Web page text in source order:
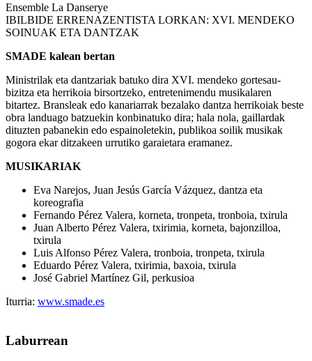
Ensemble La Danserye
IBILBIDE ERRENAZENTISTA LORKAN: XVI. MENDEKO
SOINUAK ETA DANTZAK
SMADE kalean bertan
Ministrilak eta dantzariak batuko dira XVI. mendeko gortesau-
bizitza eta herrikoia birsortzeko, entretenimendu musikalaren
bitartez. Bransleak edo kanariarrak bezalako dantza herrikoiak beste
obra landuago batzuekin konbinatuko dira; hala nola, gaillardak
dituzten pabanekin edo espainoletekin, publikoa soilik musikak
gogora ekar ditzakeen urrutiko garaietara eramanez.
MUSIKARIAK
Eva Narejos, Juan Jesús García Vázquez, dantza eta
koreografia
Fernando Pérez Valera, korneta, tronpeta, tronboia, txirula
Juan Alberto Pérez Valera, txirimia, korneta, bajonzilloa,
txirula
Luis Alfonso Pérez Valera, tronboia, tronpeta, txirula
Eduardo Pérez Valera, txirimia, baxoia, txirula
José Gabriel Martínez Gil, perkusioa
Iturria: www.smade.es
Laburrean